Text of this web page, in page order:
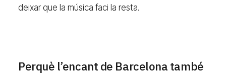
deixar que la música faci la resta.
Perquè l’encant de Barcelona també